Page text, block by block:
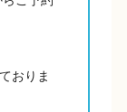
おりま